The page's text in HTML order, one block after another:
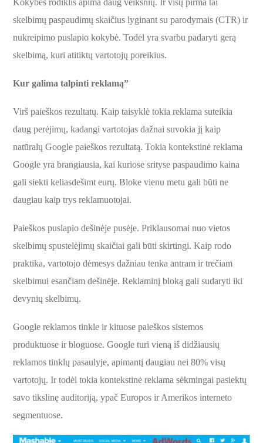
skelbimų paspaudimų skaičius lyginant su parodymais (CTR) ir
nukreipimo puslapio kokybė. Todėl yra svarbu padaryti gerą
skelbimą, kuri atitiktų vartotojų poreikius.
Kur galima talpinti reklamą”
Virš paieškos rezultatų. Kaip taisyklė tokia reklama suteikia
daug perėjimų, kadangi vartotojas dažnai suvokia jį kaip
natūralų Google paieškos rezultatą. Tokia kontekstinė reklama
Google yra brangiausia, kai kuriose srityse paspaudimo kaina
gali siekti keliasdešimt eurų. Bloke vienu metu gali būti ne
daugiau kaip trys reklamuotojai.
Paieškos puslapio dešinėje pusėje. Priklausomai nuo vietos
skelbimų spustelėjimų skaičiai gali būti skirtingi. Kaip rodo
praktika, vartotojo dėmesys dažniau tenka antram ir trečiam
skelbimui esančiam dešinėje. Reklaminį bloką gali sudaryti iki
devynių skelbimų.
Google reklamos tinkle ir kituose paieškos sistemos
produktuose ir bloguose. Google turi vieną iš didžiausių
reklamos tinklų pasaulyje, apimantį daugiau nei 80% visų
vartotojų. Ir todėl tokia kontekstinė reklama sėkmingai pasiektų
savo tikslinę auditoriją, ypač Europos ir Amerikos interneto
segmentuose.